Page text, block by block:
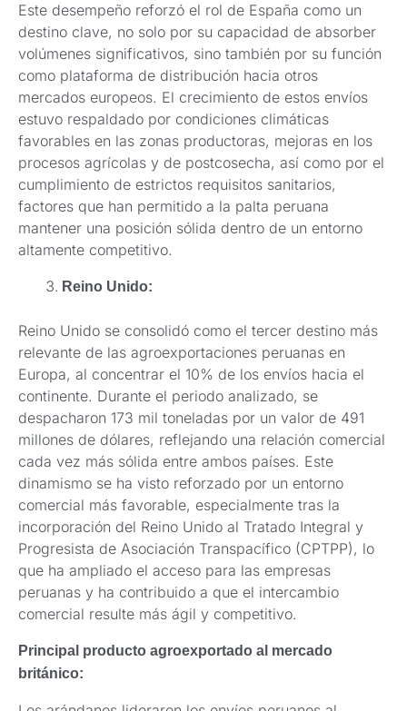
Este desempeño reforzó el rol de España como un
destino clave, no solo por su capacidad de absorber
volúmenes significativos, sino también por su función
como plataforma de distribución hacia otros
mercados europeos. El crecimiento de estos envíos
estuvo respaldado por condiciones climáticas
favorables en las zonas productoras, mejoras en los
procesos agrícolas y de postcosecha, así como por el
cumplimiento de estrictos requisitos sanitarios,
factores que han permitido a la palta peruana
mantener una posición sólida dentro de un entorno
altamente competitivo.
Reino Unido:
Reino Unido se consolidó como el tercer destino más
relevante de las agroexportaciones peruanas en
Europa, al concentrar el 10% de los envíos hacia el
continente. Durante el periodo analizado, se
despacharon 173 mil toneladas por un valor de 491
millones de dólares, reflejando una relación comercial
cada vez más sólida entre ambos países. Este
dinamismo se ha visto reforzado por un entorno
comercial más favorable, especialmente tras la
incorporación del Reino Unido al Tratado Integral y
Progresista de Asociación Transpacífico (CPTPP), lo
que ha ampliado el acceso para las empresas
peruanas y ha contribuido a que el intercambio
comercial resulte más ágil y competitivo.
Principal producto agroexportado al mercado
británico: